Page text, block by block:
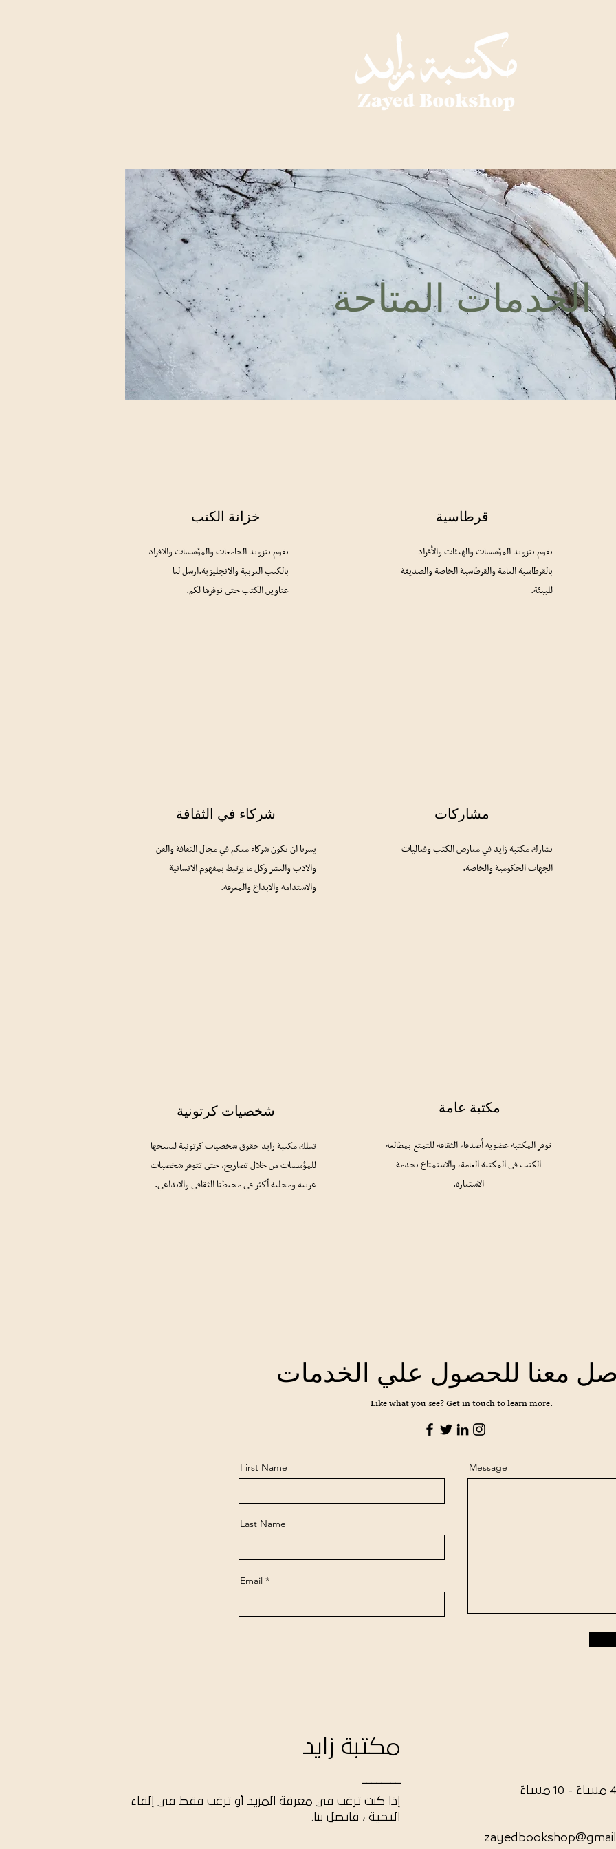
الخدمات المتاحة
خزانة الكتب
نقوم بتزويد الجامعاتوالمؤسسات والافراد
بالكتب العربية والانجليزية.ارسل لنا
عناوين الكتب حتى نوفرها لكم.
شركاء في الثقافة
يسرنا ان نكون شركاء معكم في مجال الثقافة والفن
والادب والنشر وكل ما يرتبط بمفهوم الانسانية
والاستدامة والابداع والمعرفة.
شخصيات كرتونية
تملك مكتبة زايد حقوق شخصيات كرتونية لتمنحها
للمؤسسات من خلال تصاريح، حتى تتوفر شخصيات
عربية ومحلية أكثر في محيطنا الثقافي والابداعي.
قرطاسية
نقوم بتزويد المؤسسات والهيئات والأفراد
بالقرطاسبة العامة والقرطاسية الخاصة والصديقة
للبيئة.
مشاركات
تشارك مكتبة زايد في معارض الكتب وفعاليات
الجهات الحكومية والخاصة.
توفر المكتبة عضوية أصدقاء الثقافة للتمتع بمطالعة
الكتب في المكتبة العامة، والاستمتاع بخدمة
الاستعارة.
مكتبة عامة
معنا للحصول علي الخدمات
Like what you see? Get in touch to learn more.
First Name
Last Name
Email
Message
مكتبة زايد
ــــــــ
إذا كنت ترغب في معرفة المزيد أو ترغب فقط في إلقاء
التحية ، فاتصل بنا.